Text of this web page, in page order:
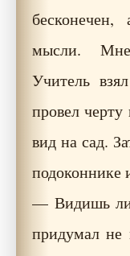
мысли.
Учитель
провел черту
вид на сад.
подоконнике
— Видишь
придумал не